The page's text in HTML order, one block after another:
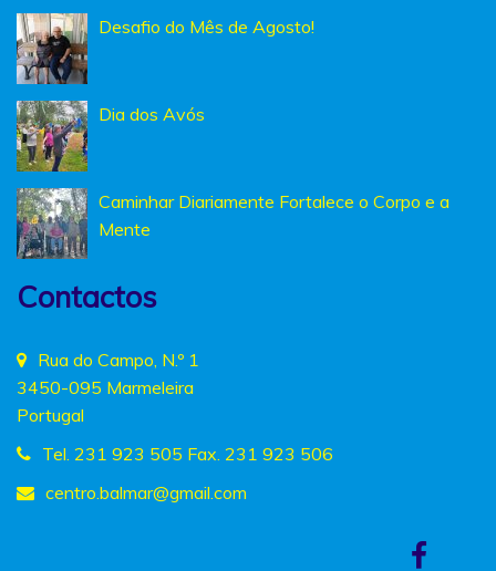
Desafio do Mês de Agosto!
Dia dos Avós
Caminhar Diariamente Fortalece o Corpo e a
Mente
Contactos
Rua do Campo, N.º 1
3450-095 Marmeleira
Portugal
Tel. 231 923 505 Fax. 231 923 506
centro.balmar@gmail.com